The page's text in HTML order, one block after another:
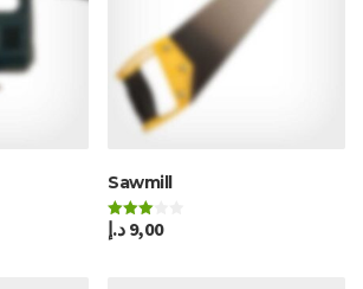
Sawmill
Rated
3.00
9,00 د.إ